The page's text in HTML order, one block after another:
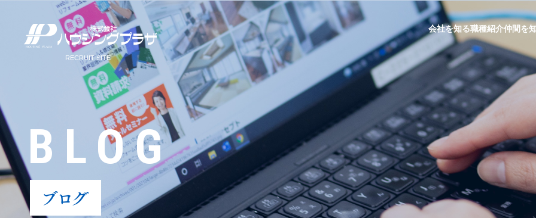
会社を知る職種紹介仲間を
BLOG
ブログ